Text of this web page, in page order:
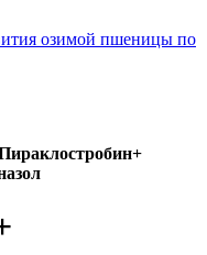
озимой пшеницы по